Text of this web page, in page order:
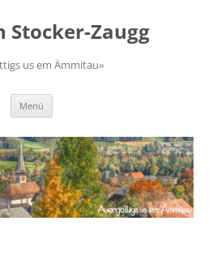
Stocker-Zaugg
us em Ämmitau»
Menü